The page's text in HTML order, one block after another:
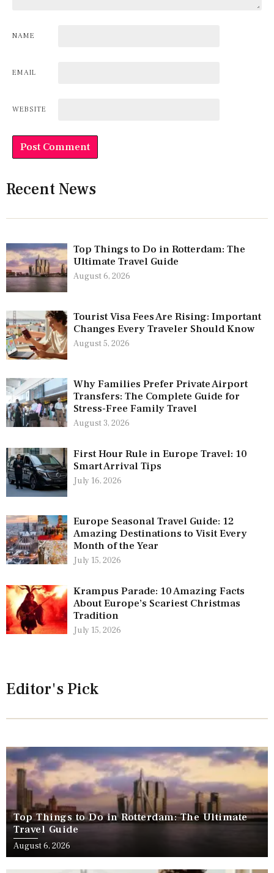
NAME
EMAIL
WEBSITE
Recent News
Top Things to Do in Rotterdam: The
Ultimate Travel Guide
August 6, 2026
Tourist Visa Fees Are Rising: Important
Changes Every Traveler Should Know
August 5, 2026
Why Families Prefer Private Airport
Transfers: The Complete Guide for
Stress-Free Family Travel
August 3, 2026
First Hour Rule in Europe Travel: 10
Smart Arrival Tips
July 16, 2026
Europe Seasonal Travel Guide: 12
Amazing Destinations to Visit Every
Month of the Year
July 15, 2026
Krampus Parade: 10 Amazing Facts
About Europe’s Scariest Christmas
Tradition
July 15, 2026
Editor's Pick
Top Things to Do in Rotterdam: The Ultimate
Travel Guide
August 6, 2026